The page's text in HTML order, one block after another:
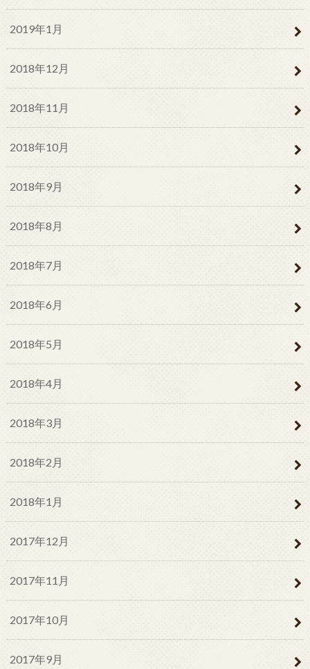
2019年1月
2018年12月
2018年11月
2018年10月
2018年9月
2018年8月
2018年7月
2018年6月
2018年5月
2018年4月
2018年3月
2018年2月
2018年1月
2017年12月
2017年11月
2017年10月
2017年9月